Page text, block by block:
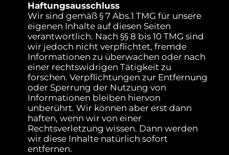
Haftungsausschluss
Wir sind gemäß § 7 Abs.1 TMG für unsere
eigenen Inhalte auf diesen Seiten
verantwortlich. Nach §§ 8 bis 10 TMG sind
wir jedoch nicht verpflichtet, fremde
Informationen zu überwachen oder nach
einer rechtswidrigen Tätigkeit zu
forschen. Verpflichtungen zur Entfernung
oder Sperrung der Nutzung von
Informationen bleiben hiervon
unberührt. Wir können aber erst dann
haften, wenn wir von einer
Rechtsverletzung wissen. Dann werden
wir diese Inhalte natürlich sofort
entfernen.